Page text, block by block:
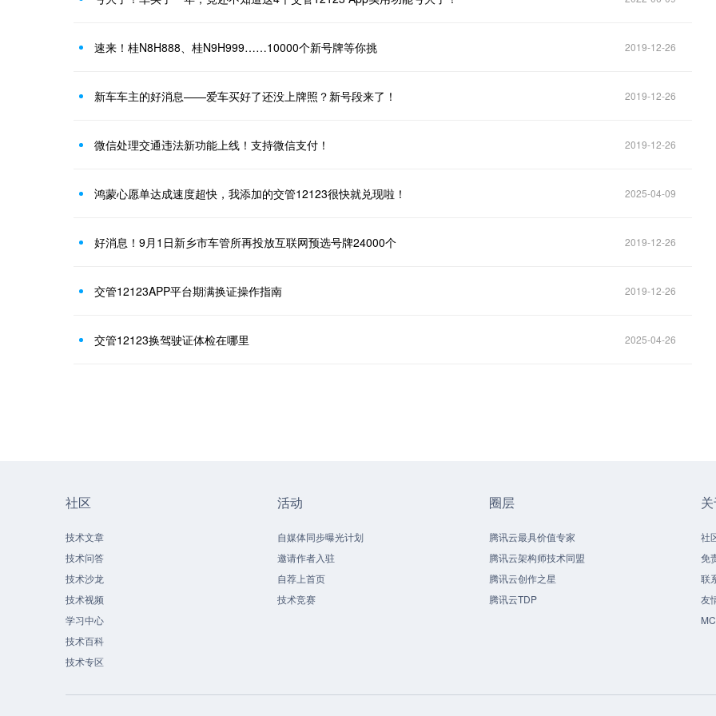
速来！桂N8H888、桂N9H999……10000个新号牌等你挑 2019-12-26
新车车主的好消息——爱车买好了还没上牌照？新号段来了！ 2019-12-26
微信处理交通违法新功能上线！支持微信支付！ 2019-12-26
鸿蒙心愿单达成速度超快，我添加的交管12123很快就兑现啦！ 2025-04-09
好消息！9月1日新乡市车管所再投放互联网预选号牌24000个 2019-12-26
交管12123APP平台期满换证操作指南 2019-12-26
交管12123换驾驶证体检在哪里 2025-04-26
社区
技术文章
技术问答
技术沙龙
技术视频
学习中心
技术百科
技术专区
活动
自媒体同步曝光计划
邀请作者入驻
自荐上首页
技术竞赛
圈层
腾讯云最具价值专家
腾讯云架构师技术同盟
腾讯云创作之星
腾讯云TDP
社
免
联
友